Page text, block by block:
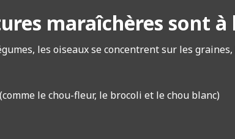
maraîchères sont
les oiseaux se concentrent sur les
le chou-fleur, le brocoli et le chou blanc)